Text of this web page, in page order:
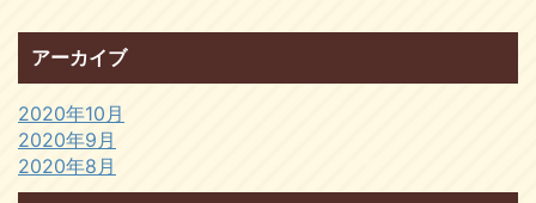
アーカイブ
2020年10月
2020年9月
2020年8月